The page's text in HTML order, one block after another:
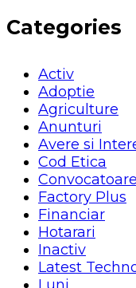
Categories
Activ
Adoptie
Agriculture
Anunturi
Avere si
Cod Etica
Convocatoare
Factory Plus
Financiar
Hotarari
Inactiv
Latest